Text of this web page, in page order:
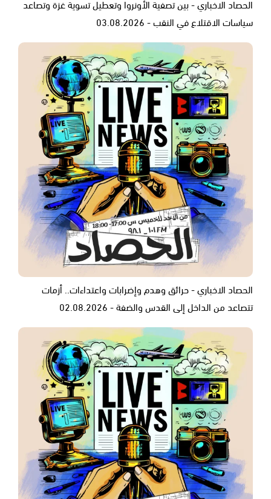
الحصاد الاخباري - بين تصفية الأونروا وتعطيل تسوية غزة وتصاعد
سياسات الاقتلاع في النقب - 03.08.2026
الحصاد الاخباري - حرائق وهدم وإضرابات واعتداءات.. أزمات
تتصاعد من الداخل إلى القدس والضفة - 02.08.2026